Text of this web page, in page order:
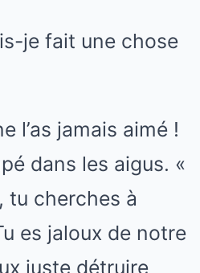
je fait une chose
l’as jamais aimé !
dans les aigus. «
tu cherches à
es jaloux de notre
juste détruire